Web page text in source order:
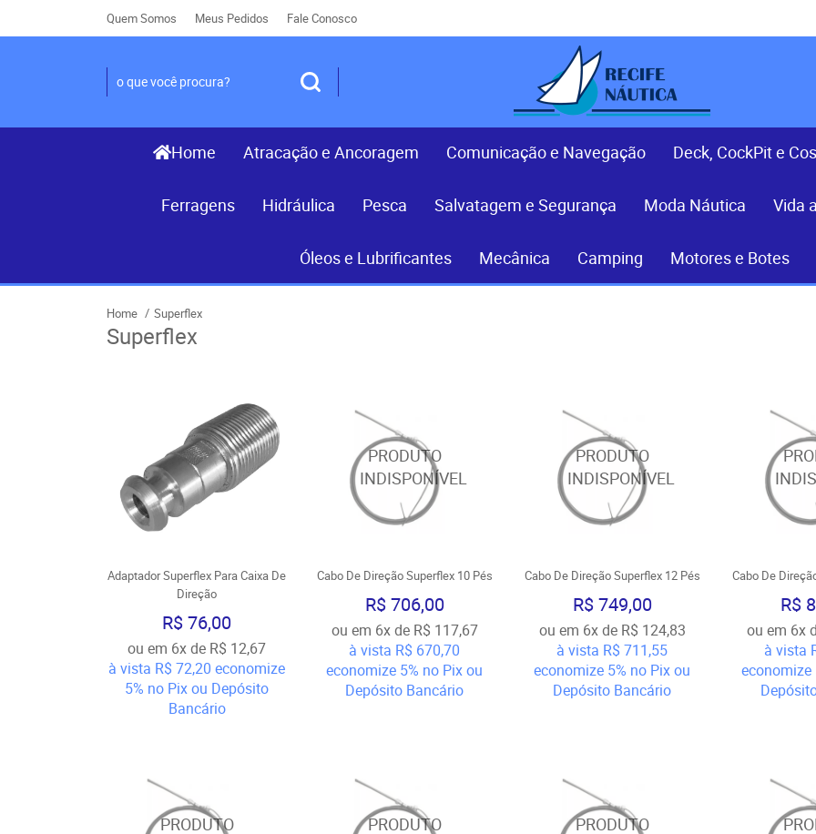
Quem Somos Meus Pedidos Fale Conosco
Home Atracação e Ancoragem Comunicação e Navegação Deck, CockPit e
Ferragens Hidráulica Pesca Salvatagem e Segurança Moda Náutica Vida
Óleos e Lubrificantes Mecânica Camping Motores e Botes
Home Superflex
Superflex
Adaptador Superflex Para Caixa De
Direção
R$ 76,00
ou em 6xde R$ 12,67
à vista R$ 72,20 economize
5% no Pix ou Depósito
Bancário
Cabo De Direção Superflex 10 Pés
R$ 706,00
ou em 6xde R$ 117,67
à vista R$ 670,70
economize 5% no Pix ou
Depósito Bancário
Cabo De Direção Superflex 12 Pés
R$ 749,00
ou em 6xde R$ 124,83
à vista R$ 711,55
economize 5% no Pix ou
Depósito Bancário
Cabo De
R$
ou em 6x
à vista
economize